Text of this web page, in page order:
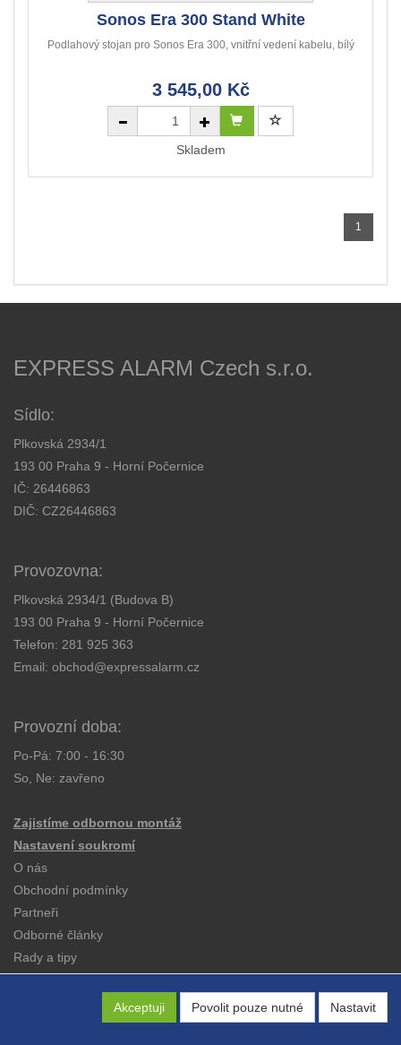
Akceptuji Povolit pouze nutné Nastavit
Sonos Era 300 Stand White
Podlahový stojan pro Sonos Era 300, vnitřní vedení kabelu, bílý
3 545,00 Kč
Skladem
1
EXPRESS ALARM Czech s.r.o.
Sídlo:
Plkovská 2934/1
193 00 Praha 9 - Horní Počernice
IČ: 26446863
DIČ: CZ26446863
Provozovna:
Plkovská 2934/1 (Budova B)
193 00 Praha 9 - Horní Počernice
Telefon: 281 925 363
Email: obchod@expressalarm.cz
Provozní doba:
Po-Pá: 7:00 - 16:30
So, Ne: zavřeno
Zajistíme odbornou montáž
Nastavení soukromí
O nás
Obchodní podmínky
Partneři
Odborné články
Rady a tipy